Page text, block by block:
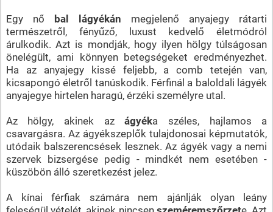
Egy nő bal lágyékán megjelenő anyajegy rátarti
természetről, fényűző, luxust kedvelő életmódról
árulkodik. Azt is mondják, hogy ilyen hölgy túlságosan
önelégült, ami könnyen betegségeket eredményezhet.
Ha az anyajegy kissé feljebb, a comb tetején van,
kicsapongó életről tanúskodik. Férfinál a baloldali lágyék
anyajegye hirtelen haragú, érzéki személyre utal.
Az hölgy, akinek azágyéka széles, hajlamos a
csavargásra. Az ágyékszeplők tulajdonosai képmutatók,
utódaik balszerencsések lesznek. Az ágyék vagy a nemi
szervek bizsergése pedig - mindkét nem esetében -
küszöbön álló szeretkezést jelez.
A kínai férfiak számára nem ajánlják olyan leány